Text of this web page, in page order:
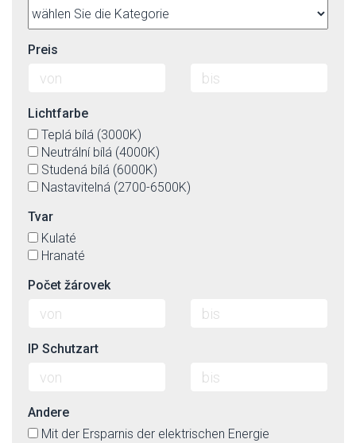
Preis
Lichtfarbe
Teplá bílá (3000K)
Neutrální bílá (4000K)
Studená bílá (6000K)
Nastavitelná (2700-6500K)
Tvar
Kulaté
Hranaté
Počet žárovek
IP Schutzart
Andere
Mit der Ersparnis der elektrischen Energie